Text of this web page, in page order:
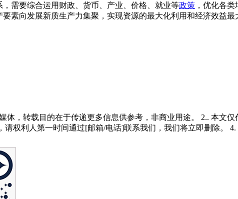
需要综合运用财政、货币、产业、价格、就业等政策 ，优化各
素向发展新质生产力集聚，实现资源的最大化利用和经济效益最
体，转载目的在于传递更多信息供参考，非商业用途。 2.. 本文
请权利人第一时间通过[邮箱/电话]联系我们，我们将立即删除。